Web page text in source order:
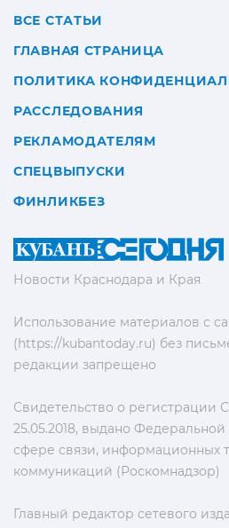
Новости Краснодара и Края
Использование материалов с
(https://kubantoday.ru) без
редакции запрещено
Свидетельство о
25.05.2018, выдано
сфере связи, информационных
коммуникаций (Роскомнадзор)
Главный редактор сетевого
ВСЕ СТАТЬИ
ГЛАВНАЯ СТРАНИЦА
ПОЛИТИКА
РАССЛЕДОВАНИЯ
РЕКЛАМОДАТЕЛЯМ
СПЕЦВЫПУСКИ
ФИНЛИКБЕЗ